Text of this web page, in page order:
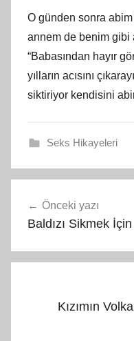
O günden sonra
annem de benim gibi
“Babasından hayır
yılların acısını
siktiriyor kendisini
Seks Hikayeleri
gezinmesi
Önceki yazı
Baldızı Sikmek
Kızımın